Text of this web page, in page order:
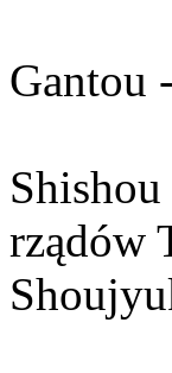
Gantou
rządów